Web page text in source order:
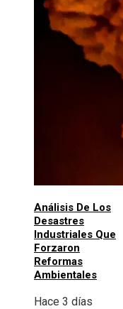
Análisis De Los
Desastres
Industriales Que
Forzaron
Reformas
Ambientales
Hace 3 días